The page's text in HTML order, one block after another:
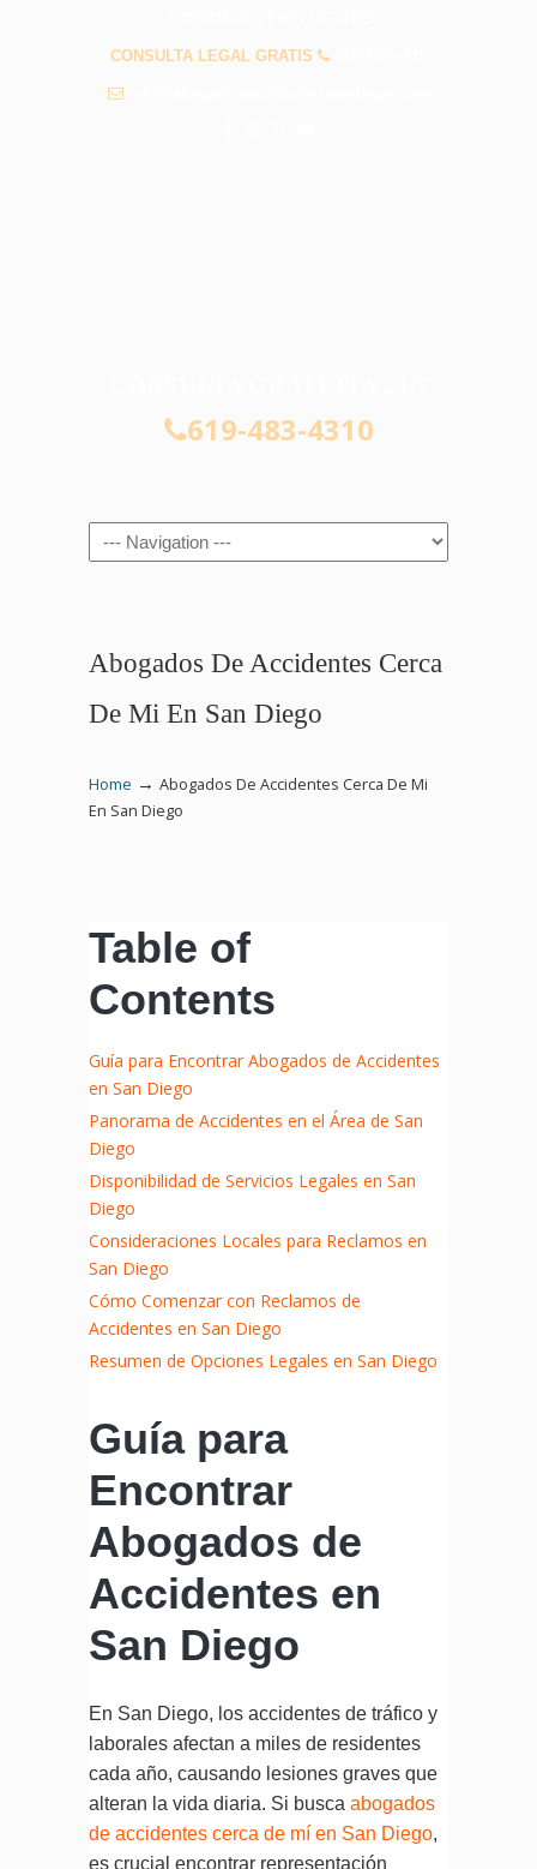
CONSULTA LEGAL GRATIS
619-483-4310
Navigation
Abogados De Accidentes Cerca
De Mi En San Diego
Home → Abogados De Accidentes Cerca De Mi
En San Diego
Table of
Contents
Guía para Encontrar Abogados de Accidentes
en San Diego
Panorama de Accidentes en el Área de San
Diego
Disponibilidad de Servicios Legales en San
Diego
Consideraciones Locales para Reclamos en
San Diego
Cómo Comenzar con Reclamos de
Accidentes en San Diego
Resumen de Opciones Legales en San Diego
Guía para
Encontrar
Abogados de
Accidentes en
San Diego
En San Diego, los accidentes de tráfico y
laborales afectan a miles de residentes
cada año, causando lesiones graves que
alteran la vida diaria. Si busca abogados
de accidentes cerca de mí en San Diego,
es crucial encontrar representación